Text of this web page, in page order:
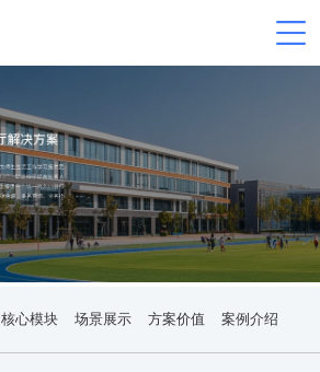
核心模块 场景展示 方案价值 案例介绍